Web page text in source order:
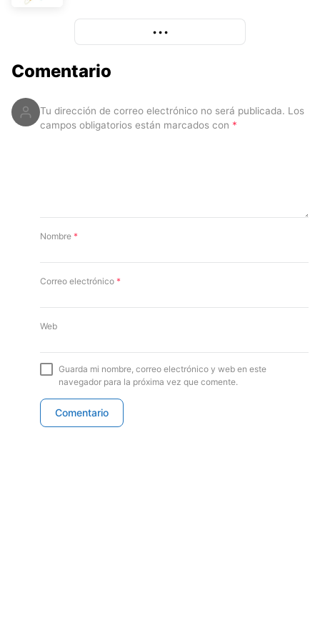
y sintoniza la mezcla que domina el Sur.
• • •More
Comentario
Tu dirección de correo electrónico no será publicada. Los
campos obligatorios están marcados con *
Nombre *
Correo electrónico *
Web
Guarda mi nombre, correo electrónico y web en este
navegador para la próxima vez que comente.